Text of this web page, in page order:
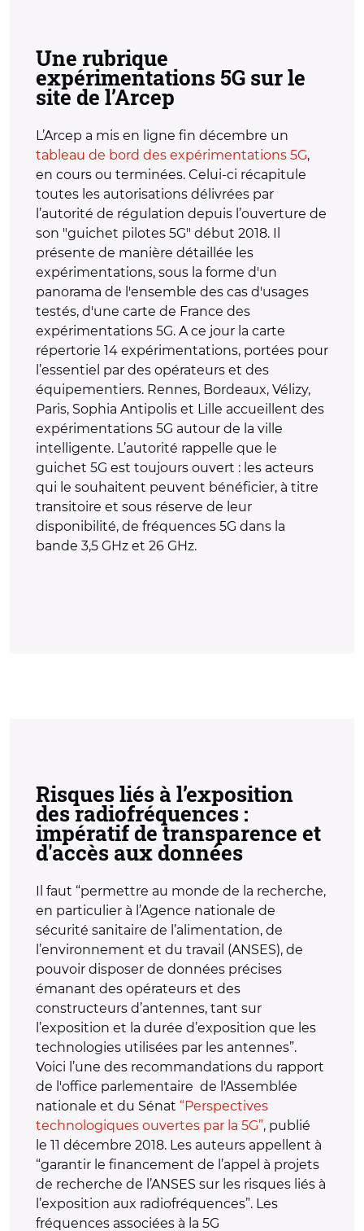
Une rubrique
expérimentations 5G sur le
site de l’Arcep
L’Arcep a mis en ligne fin décembre un
tableau de bord des expérimentations 5G,
en cours ou terminées. Celui-ci récapitule
toutes les autorisations délivrées par
l’autorité de régulation depuis l’ouverture de
son "guichet pilotes 5G" début 2018. Il
présente de manière détaillée les
expérimentations, sous la forme d'un
panorama de l'ensemble des cas d'usages
testés, d'une carte de France des
expérimentations 5G. A ce jour la carte
répertorie 14 expérimentations, portées pour
l’essentiel par des opérateurs et des
équipementiers. Rennes, Bordeaux, Vélizy,
Paris, Sophia Antipolis et Lille accueillent des
expérimentations 5G autour de la ville
intelligente. L’autorité rappelle que le
guichet 5G est toujours ouvert : les acteurs
qui le souhaitent peuvent bénéficier, à titre
transitoire et sous réserve de leur
disponibilité, de fréquences 5G dans la
bande 3,5 GHz et 26 GHz.
Risques liés à l’exposition
des radiofréquences :
impératif de transparence et
d'accès aux données
Il faut “permettre au monde de la recherche,
en particulier à l’Agence nationale de
sécurité sanitaire de l’alimentation, de
l’environnement et du travail (ANSES), de
pouvoir disposer de données précises
émanant des opérateurs et des
constructeurs d’antennes, tant sur
l’exposition et la durée d’exposition que les
technologies utilisées par les antennes”.
Voici l’une des recommandations du rapport
de l'office parlementaire de l'Assemblée
nationale et du Sénat “Perspectives
technologiques ouvertes par la 5G”, publié
le 11 décembre 2018. Les auteurs appellent à
“garantir le financement de l’appel à projets
de recherche de l’ANSES sur les risques liés à
l’exposition aux radiofréquences”. Les
fréquences associées à la 5G